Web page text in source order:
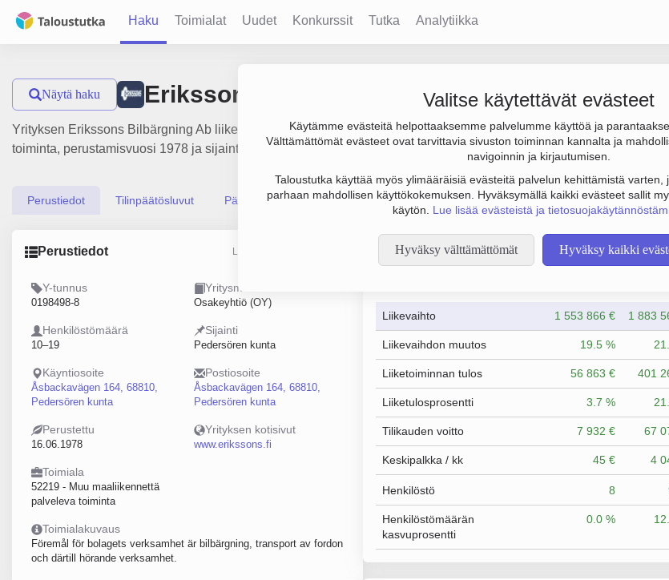
Haku Toimialat Uudet Konkurssit Tutka Analytiikka
Valitse käytettävät evästeet
Käytämme evästeitä helpottaaksemme palvelumme käyttöä ja
Välttämättömät evästeet ovat tarvittavia sivuston toiminnan kannalta ja
navigoinnin ja kirjautumisen.
Taloustutka käyttää myös ylimääräisiä evästeitä palvelun kehittämistä
parhaan mahdollisen käyttökokemuksen. Hyväksymällä kaikki evästeet sallit
käytön. Lue lisää evästeistä ja
Hyväksy välttämättömät Hyväksy kaikki
Näytä haku Erikssons Bilbärgning Ab
Yrityksen Erikssons Bilbärgning Ab liikevaihto on 1.9 milj. €, tulos 236 000 € ja henkilöstömäärä 11. Sen
toiminta, perustamisvuosi 1978 ja sijainti Pedersören kunta. Yrityksen yhtiömuoto Osakeyhtiö (OY).
Perustiedot Tilinpäätösluvut Päättäjätiedot
Perustiedot Lähde: YTJ, PRH, Traficom
Y-tunnus
0198498-8
Yritysmuoto
Osakeyhtiö (OY)
Henkilöstömäärä
10–19
Sijainti
Pedersören kunta
Käyntiosoite
Åsbackavägen 164, 68810,
Pedersören kunta
Postiosoite
Åsbackavägen 164, 68810,
Pedersören kunta
Perustettu
16.06.1978
Yrityksen kotisivut
www.erikssons.fi
Toimiala
52219 - Muu maaliikennettä
palveleva toiminta
Toimialakuvaus
Föremål för bolagets verksamhet är bilbärgning, transport av fordon
och därtill hörande verksamhet.
Taloustiedot
Liikevaihto 1 553 866 € 1 883
Liikevaihdon muutos 19.5 %
Liiketoiminnan tulos 56 863 € 401
Liiketulosprosentti 3.7 %
Tilikauden voitto 7 932 € 67
Keskipalkka / kk 45 € 4
Henkilöstö 8
Henkilöstömäärän
kasvuprosentti
0.0 %